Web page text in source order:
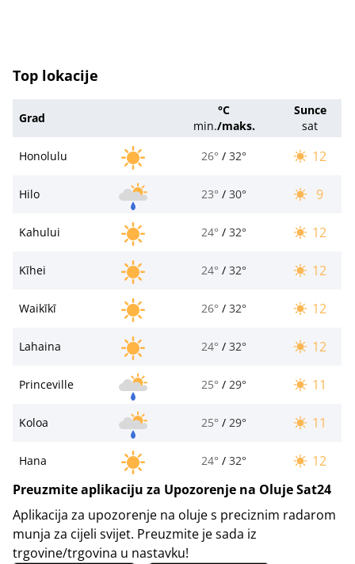
Top lokacije
Grad
°C
min./maks.
Sunce
sat
Honolulu
26° / 32° 12
Hilo 23° / 30° 9
Kahului 24° / 32° 12
Kīhei 24° / 32° 12
Waikīkī 26° / 32° 12
Lahaina 24° / 32° 12
Princeville 25° / 29° 11
Koloa 25° / 29° 11
Hana 24° / 32°
12
Preuzmite aplikaciju za Upozorenje na Oluje Sat24
Aplikacija za upozorenje na oluje s preciznim radarom
munja za cijeli svijet. Preuzmite je sada iz
trgovine/trgovina u nastavku!